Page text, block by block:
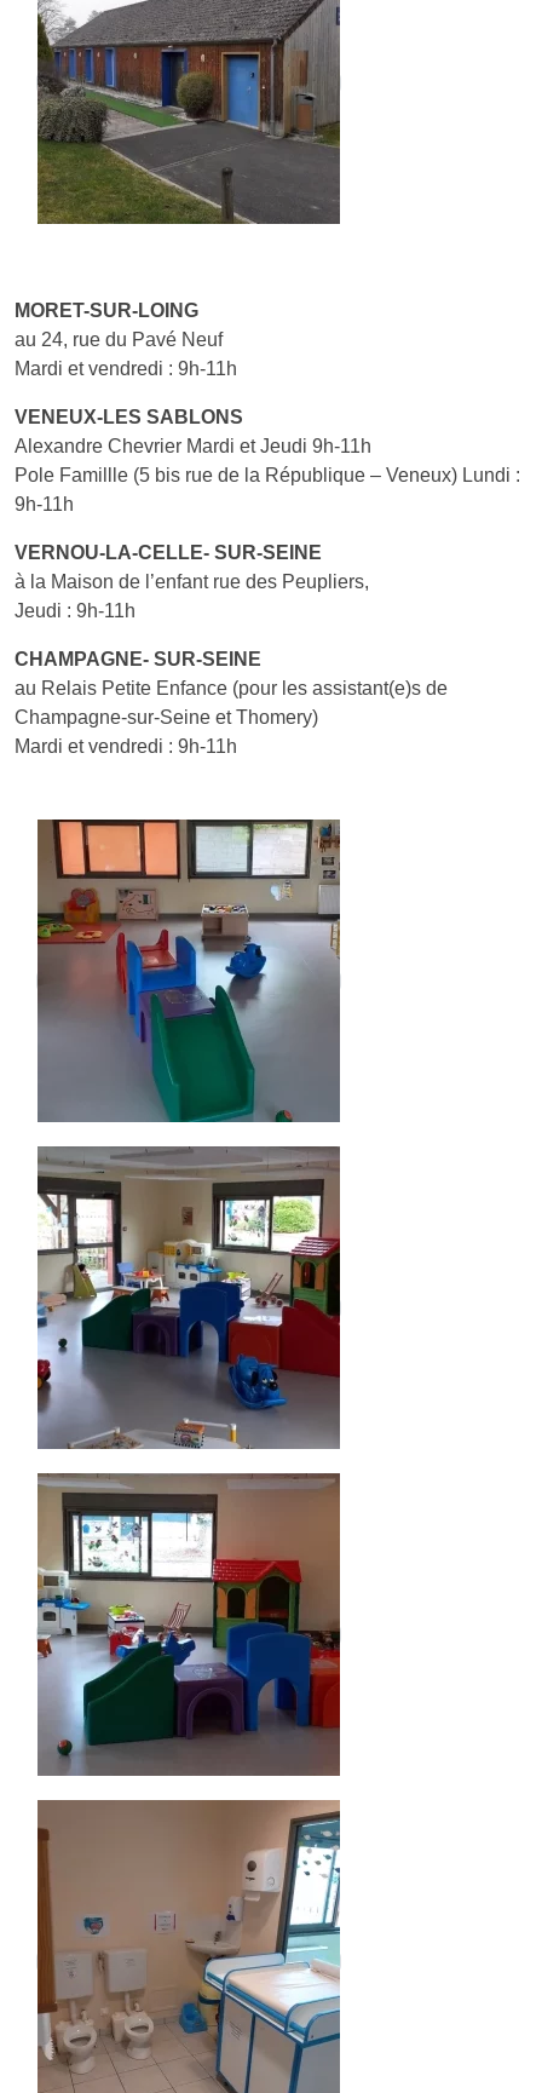
MORET-SUR-LOING
au 24, rue du Pavé Neuf
Mardi et vendredi : 9h-11h
VENEUX-LES SABLONS
Alexandre Chevrier Mardi et Jeudi 9h-11h
Pole Famillle (5 bis rue de la République – Veneux) Lundi :
9h-11h
VERNOU-LA-CELLE- SUR-SEINE
à la Maison de l’enfant rue des Peupliers,
Jeudi : 9h-11h
CHAMPAGNE- SUR-SEINE
au Relais Petite Enfance (pour les assistant(e)s de
Champagne-sur-Seine et Thomery)
Mardi et vendredi : 9h-11h